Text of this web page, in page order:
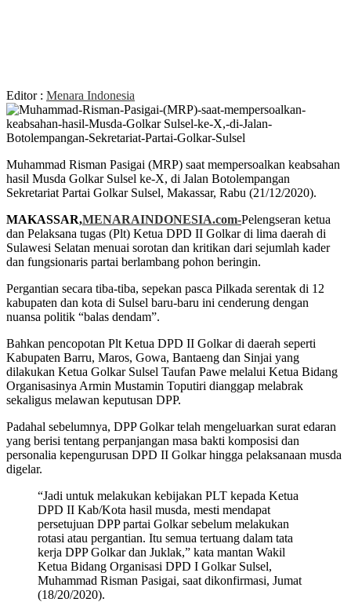
Editor : Menara Indonesia
Muhammad Risman Pasigai (MRP) saat mempersoalkan keabsahan
hasil Musda Golkar Sulsel ke-X, di Jalan Botolempangan
Sekretariat Partai Golkar Sulsel, Makassar, Rabu (21/12/2020).
MAKASSAR,MENARAINDONESIA.com-Pelengseran ketua
dan Pelaksana tugas (Plt) Ketua DPD II Golkar di lima daerah di
Sulawesi Selatan menuai sorotan dan kritikan dari sejumlah kader
dan fungsionaris partai berlambang pohon beringin.
Pergantian secara tiba-tiba, sepekan pasca Pilkada serentak di 12
kabupaten dan kota di Sulsel baru-baru ini cenderung dengan
nuansa politik “balas dendam”.
Bahkan pencopotan Plt Ketua DPD II Golkar di daerah seperti
Kabupaten Barru, Maros, Gowa, Bantaeng dan Sinjai yang
dilakukan Ketua Golkar Sulsel Taufan Pawe melalui Ketua Bidang
Organisasinya Armin Mustamin Toputiri dianggap melabrak
sekaligus melawan keputusan DPP.
Padahal sebelumnya, DPP Golkar telah mengeluarkan surat edaran
yang berisi tentang perpanjangan masa bakti komposisi dan
personalia kepengurusan DPD II Golkar hingga pelaksanaan musda
digelar.
“Jadi untuk melakukan kebijakan PLT kepada Ketua
DPD II Kab/Kota hasil musda, mesti mendapat
persetujuan DPP partai Golkar sebelum melakukan
rotasi atau pergantian. Itu semua tertuang dalam tata
kerja DPP Golkar dan Juklak,” kata mantan Wakil
Ketua Bidang Organisasi DPD I Golkar Sulsel,
Muhammad Risman Pasigai, saat dikonfirmasi, Jumat
(18/20/2020).